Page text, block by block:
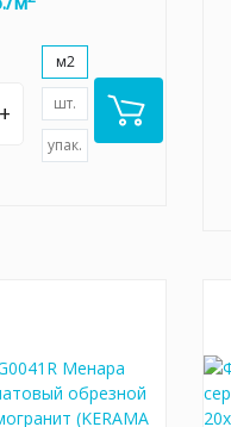
+
м2
шт.
упак.